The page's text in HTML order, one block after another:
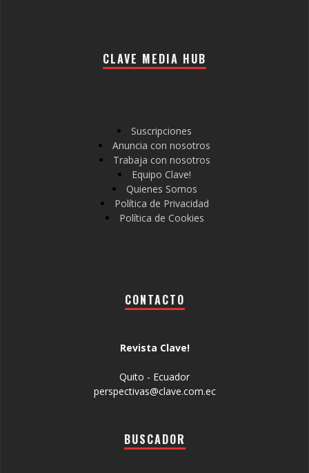
CLAVE MEDIA HUB
Suscripciones
Anuncia con nosotros
Trabaja con nosotros
Equipo Clave!
Quienes Somos
Política de Privacidad
Política de Cookies
CONTACTO
Revista Clave!
Quito - Ecuador
perspectivas@clave.com.ec
BUSCADOR